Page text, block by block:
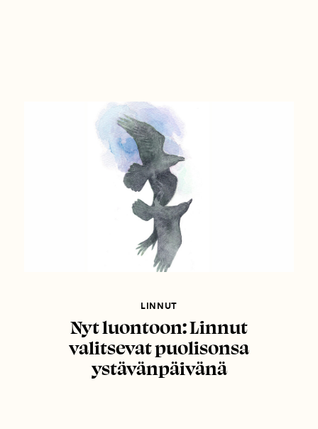
LINNUT
Nyt luontoon: Linnut
valitsevat puolisonsa
ystävänpäivänä